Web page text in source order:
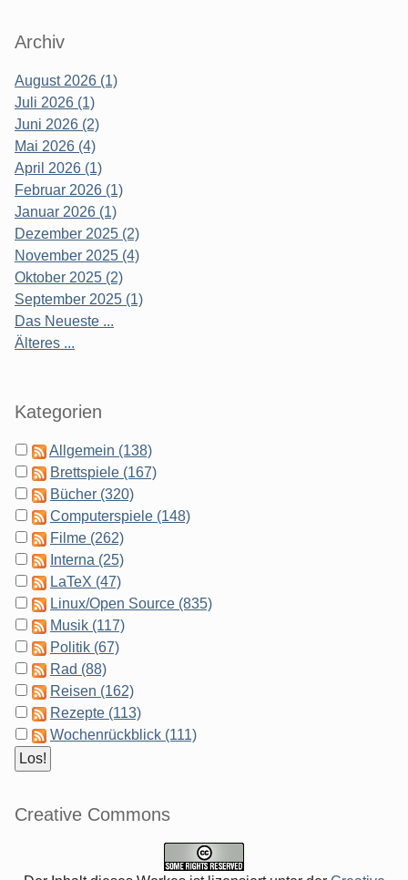
Archiv
August 2026 (1)
Juli 2026 (1)
Juni 2026 (2)
Mai 2026 (4)
April 2026 (1)
Februar 2026 (1)
Januar 2026 (1)
Dezember 2025 (2)
November 2025 (4)
Oktober 2025 (2)
September 2025 (1)
Das Neueste ...
Älteres ...
Kategorien
Allgemein (138)
Brettspiele (167)
Bücher (320)
Computerspiele (148)
Filme (262)
Interna (25)
LaTeX (47)
Linux/Open Source (835)
Musik (117)
Politik (67)
Rad (88)
Reisen (162)
Rezepte (113)
Wochenrückblick (111)
Creative Commons